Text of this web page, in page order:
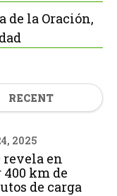
de la Oración,
RECENT
2025
revela en
km de
de carga